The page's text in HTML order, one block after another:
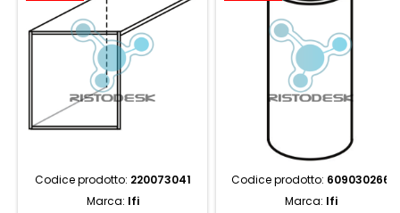
Codice prodotto: 220073041
Marca: Ifi
Codice prodotto: 609030266
Marca: Ifi